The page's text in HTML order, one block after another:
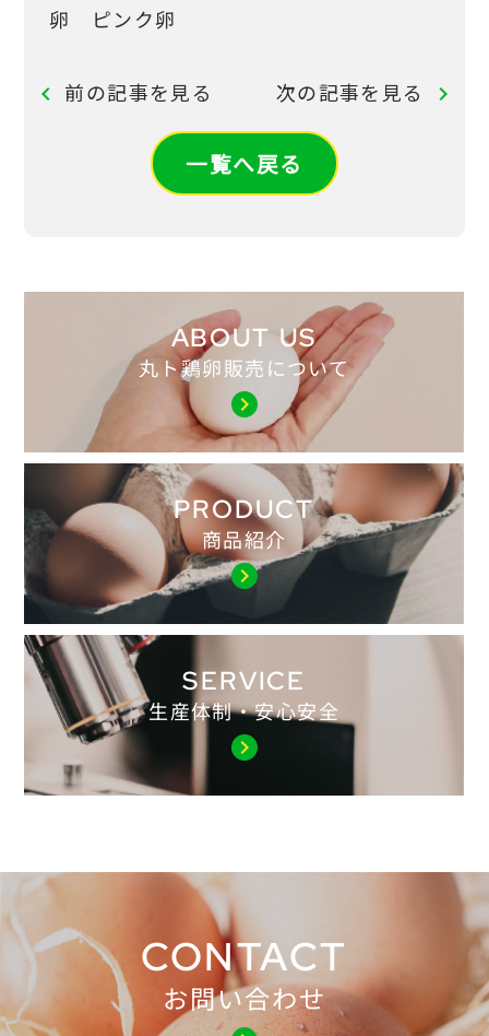
卵 ピンク卵
chevron_left 前の記事を見る 次の記事を見る chevron_right
一覧へ戻る
ABOUT US
丸ト鶏卵販売について
chevron_right
PRODUCT
商品紹介
chevron_right
SERVICE
生産体制・安心安全
chevron_right
CONTACT
お問い合わせ